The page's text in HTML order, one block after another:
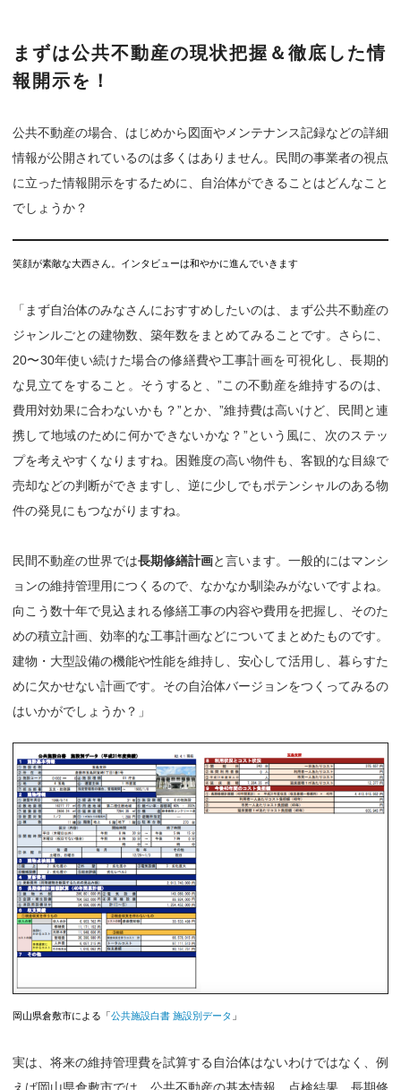
まずは公共不動産の現状把握＆徹底した情
報開示を！
公共不動産の場合、はじめから図面やメンテナンス記録などの詳細
情報が公開されているのは多くはありません。民間の事業者の視点
に立った情報開示をするために、自治体ができることはどんなこと
でしょうか？
笑顔が素敵な大西さん。インタビューは和やかに進んでいきます
「まず自治体のみなさんにおすすめしたいのは、まず公共不動産の
ジャンルごとの建物数、築年数をまとめてみることです。さらに、
20〜30年使い続けた場合の修繕費や工事計画を可視化し、長期的
な見立てをすること。そうすると、”この不動産を維持するのは、
費用対効果に合わないかも？”とか、”維持費は高いけど、民間と連
携して地域のために何かできないかな？”という風に、次のステッ
プを考えやすくなりますね。困難度の高い物件も、客観的な目線で
売却などの判断ができますし、逆に少しでもポテンシャルのある物
件の発見にもつながりますね。
民間不動産の世界では長期修繕計画と言います。一般的にはマンシ
ョンの維持管理用につくるので、なかなか馴染みがないですよね。
向こう数十年で見込まれる修繕工事の内容や費用を把握し、そのた
めの積立計画、効率的な工事計画などについてまとめたものです。
建物・大型設備の機能や性能を維持し、安心して活用し、暮らすた
めに欠かせない計画です。その自治体バージョンをつくってみるの
はいかがでしょうか？」
岡山県倉敷市による「 公共施設白書 施設別データ 」
実は、将来の維持管理費を試算する自治体はないわけではなく、例